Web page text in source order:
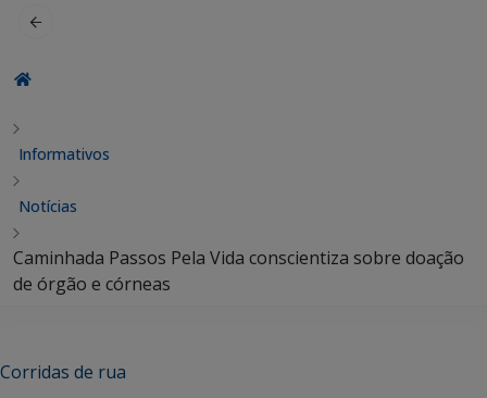
Informativos
Notícias
Caminhada Passos Pela Vida conscientiza sobre doação
de órgão e córneas
Corridas de rua